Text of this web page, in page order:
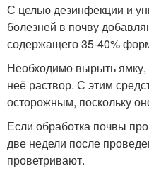
С целью дезинфекции и
болезней в почву
содержащего 35-40%
Необходимо вырыть ямку,
неё раствор. С этим
осторожным, поскольку
Если обработка почвы
две недели после
проветривают.